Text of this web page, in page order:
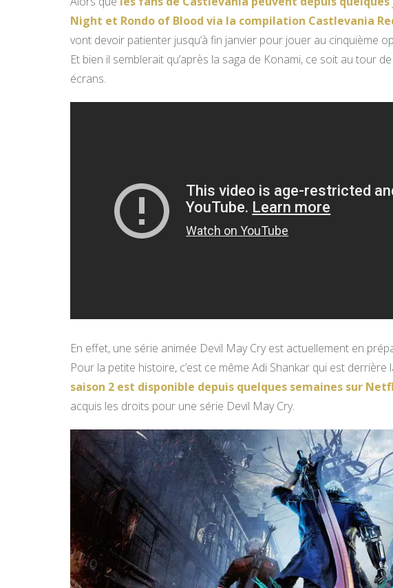
Night et Rondo of Blood via la compilation Castlevania
vont devoir patienter jusqu’à fin janvier pour jouer au cinquième
Et bien il semblerait qu’après la saga de Konami, ce soit au tour
écrans.
En effet, une série animée Devil May Cry est actuellement en
Pour la petite histoire, c’est ce même Adi Shankar qui est derrière
saison 2 est disponible depuis quelques semaines sur
acquis les droits pour une série Devil May Cry.